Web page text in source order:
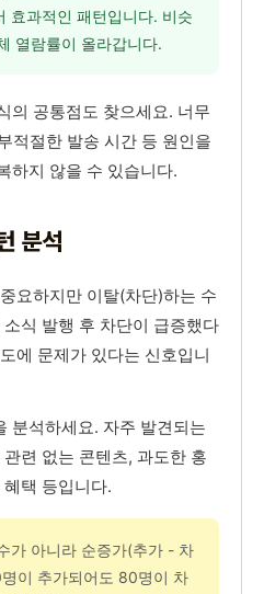
효과적인 패턴입니다. 비슷
열람률이 올라갑니다.
의 공통점도 찾으세요. 너무
적절한 발송 시간 등 원인을
하지 않을 수 있습니다.
분석
요하지만 이탈(차단)하는 수
식 발행 후 차단이 급증했다
에 문제가 있다는 신호입니
분석하세요. 자주 발견되는
련 없는 콘텐츠, 과도한 홍
택 등입니다.
가 아니라 순증가(추가 - 차
이 추가되어도 80명이 차